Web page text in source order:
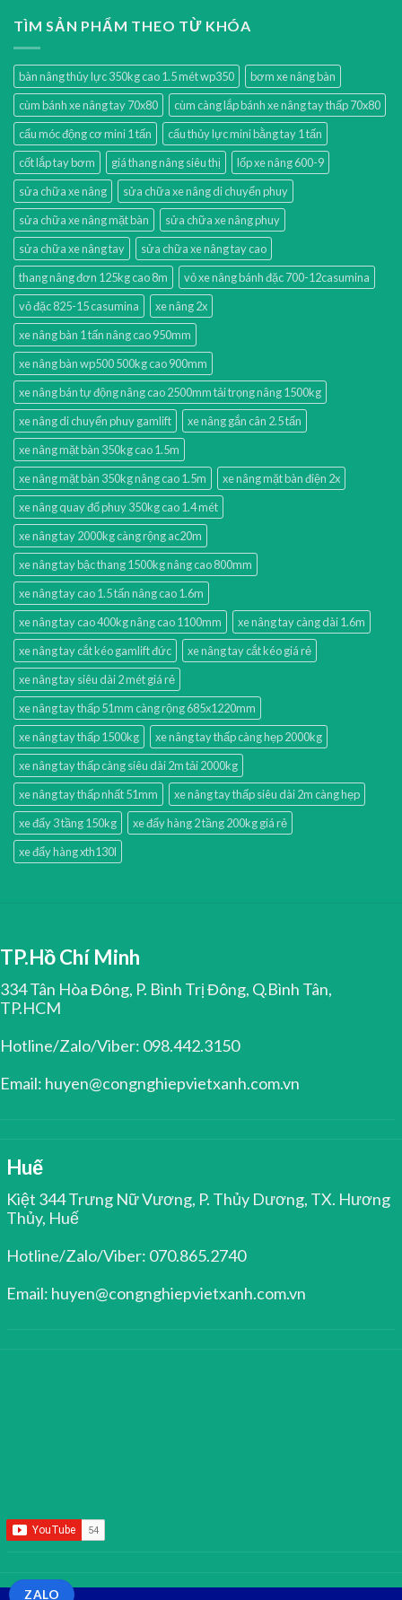
TÌM SẢN PHẨM THEO TỪ KHÓA
bàn nâng thủy lực 350kg cao 1.5 mét wp350
bơm xe nâng bàn
cùm bánh xe nâng tay 70x80
cùm càng lắp bánh xe nâng tay thấp 70x80
cẩu móc động cơ mini 1 tấn
cẩu thủy lực mini bằng tay 1 tấn
cốt lắp tay bơm
giá thang nâng siêu thị
lốp xe nâng 600-9
sửa chữa xe nâng
sửa chữa xe nâng di chuyển phuy
sửa chữa xe nâng mặt bàn
sửa chữa xe nâng phuy
sửa chữa xe nâng tay
sửa chữa xe nâng tay cao
thang nâng đơn 125kg cao 8m
vỏ xe nâng bánh đặc 700-12casumina
vỏ đặc 825-15 casumina
xe nâng 2x
xe nâng bàn 1 tấn nâng cao 950mm
xe nâng bàn wp500 500kg cao 900mm
xe nâng bán tự động nâng cao 2500mm tải trọng nâng 1500kg
xe nâng di chuyển phuy gamlift
xe nâng gắn cân 2.5 tấn
xe nâng mặt bàn 350kg cao 1.5m
xe nâng mặt bàn 350kg nâng cao 1.5m
xe nâng mặt bàn điện 2x
xe nâng quay đổ phuy 350kg cao 1.4 mét
xe nâng tay 2000kg càng rộng ac20m
xe nâng tay bậc thang 1500kg nâng cao 800mm
xe nâng tay cao 1.5 tấn nâng cao 1.6m
xe nâng tay cao 400kg nâng cao 1100mm
xe nâng tay càng dài 1.6m
xe nâng tay cắt kéo gamlift đức
xe nâng tay cắt kéo giá rẻ
xe nâng tay siêu dài 2 mét giá rẻ
xe nâng tay thấp 51mm càng rộng 685x1220mm
xe nâng tay thấp 1500kg
xe nâng tay thấp càng hẹp 2000kg
xe nâng tay thấp càng siêu dài 2m tải 2000kg
xe nâng tay thấp nhất 51mm
xe nâng tay thấp siêu dài 2m càng hẹp
xe đẩy 3 tầng 150kg
xe đẩy hàng 2 tầng 200kg giá rẻ
xe đẩy hàng xth130l
TP.Hồ Chí Minh
334 Tân Hòa Đông, P. Bình Trị Đông, Q.Bình Tân,
TP.HCM
Hotline/Zalo/Viber: 098.442.3150
Email: huyen@congnghiepvietxanh.com.vn
Huế
Kiệt 344 Trưng Nữ Vương, P. Thủy Dương, TX. Hương
Thủy, Huế
Hotline/Zalo/Viber: 070.865.2740
Email: huyen@congnghiepvietxanh.com.vn
ZALO